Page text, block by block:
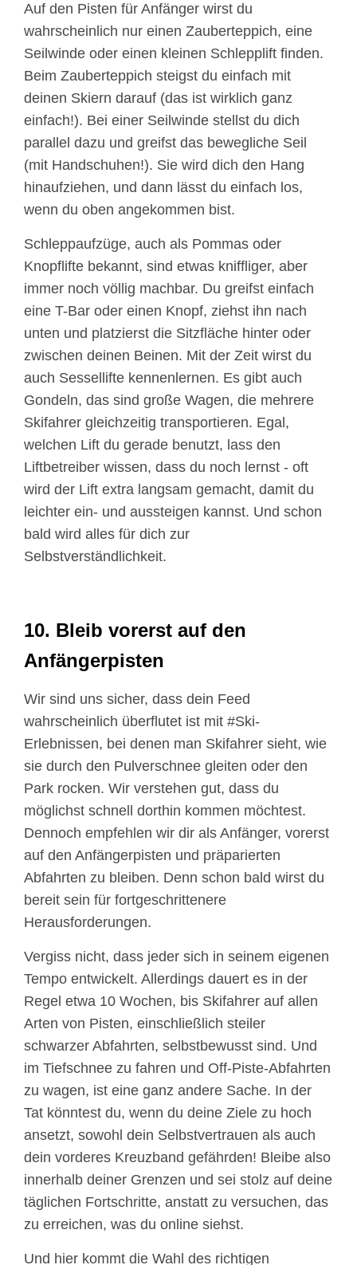
Auf den Pisten für Anfänger wirst du
wahrscheinlich nur einen Zauberteppich, eine
Seilwinde oder einen kleinen Schlepplift finden.
Beim Zauberteppich steigst du einfach mit
deinen Skiern darauf (das ist wirklich ganz
einfach!). Bei einer Seilwinde stellst du dich
parallel dazu und greifst das bewegliche Seil
(mit Handschuhen!). Sie wird dich den Hang
hinaufziehen, und dann lässt du einfach los,
wenn du oben angekommen bist.
Schleppaufzüge, auch als Pommas oder
Knopflifte bekannt, sind etwas kniffliger, aber
immer noch völlig machbar. Du greifst einfach
eine T-Bar oder einen Knopf, ziehst ihn nach
unten und platzierst die Sitzfläche hinter oder
zwischen deinen Beinen. Mit der Zeit wirst du
auch Sessellifte kennenlernen. Es gibt auch
Gondeln, das sind große Wagen, die mehrere
Skifahrer gleichzeitig transportieren. Egal,
welchen Lift du gerade benutzt, lass den
Liftbetreiber wissen, dass du noch lernst - oft
wird der Lift extra langsam gemacht, damit du
leichter ein- und aussteigen kannst. Und schon
bald wird alles für dich zur
Selbstverständlichkeit.
10. Bleib vorerst auf den
Anfängerpisten
Wir sind uns sicher, dass dein Feed
wahrscheinlich überflutet ist mit #Ski-
Erlebnissen, bei denen man Skifahrer sieht, wie
sie durch den Pulverschnee gleiten oder den
Park rocken. Wir verstehen gut, dass du
möglichst schnell dorthin kommen möchtest.
Dennoch empfehlen wir dir als Anfänger, vorerst
auf den Anfängerpisten und präparierten
Abfahrten zu bleiben. Denn schon bald wirst du
bereit sein für fortgeschrittenere
Herausforderungen.
Vergiss nicht, dass jeder sich in seinem eigenen
Tempo entwickelt. Allerdings dauert es in der
Regel etwa 10 Wochen, bis Skifahrer auf allen
Arten von Pisten, einschließlich steiler
schwarzer Abfahrten, selbstbewusst sind. Und
im Tiefschnee zu fahren und Off-Piste-Abfahrten
zu wagen, ist eine ganz andere Sache. In der
Tat könntest du, wenn du deine Ziele zu hoch
ansetzt, sowohl dein Selbstvertrauen als auch
dein vorderes Kreuzband gefährden! Bleibe also
innerhalb deiner Grenzen und sei stolz auf deine
täglichen Fortschritte, anstatt zu versuchen, das
zu erreichen, was du online siehst.
Und hier kommt die Wahl des richtigen